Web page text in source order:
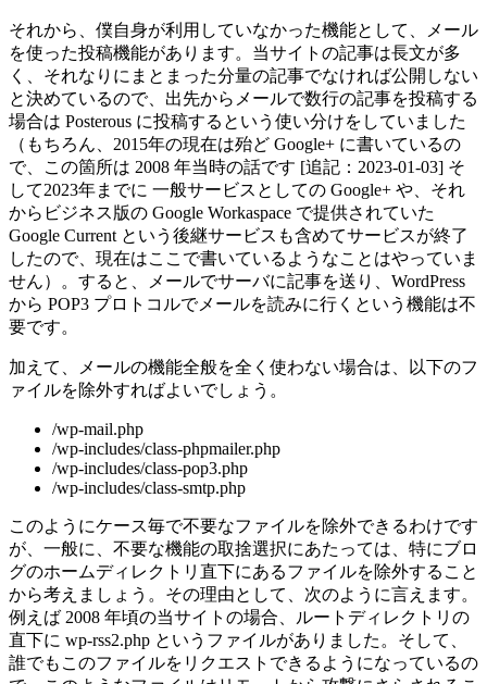
それから、僕自身が利用していなかった機能として、メール
を使った投稿機能があります。当サイトの記事は長文が多
く、それなりにまとまった分量の記事でなければ公開しない
と決めているので、出先からメールで数行の記事を投稿する
場合は Posterous に投稿するという使い分けをしていました
（もちろん、2015年の現在は殆ど Google+ に書いているの
で、この箇所は 2008 年当時の話です [追記：2023-01-03] そ
して2023年までに 一般サービスとしての Google+ や、それ
からビジネス版の Google Workaspace で提供されていた
Google Current という後継サービスも含めてサービスが終了
したので、現在はここで書いているようなことはやっていま
せん）。すると、メールでサーバに記事を送り、WordPress
から POP3 プロトコルでメールを読みに行くという機能は不
要です。
加えて、メールの機能全般を全く使わない場合は、以下のフ
ァイルを除外すればよいでしょう。
/wp-mail.php
/wp-includes/class-phpmailer.php
/wp-includes/class-pop3.php
/wp-includes/class-smtp.php
このようにケース毎で不要なファイルを除外できるわけです
が、一般に、不要な機能の取捨選択にあたっては、特にブロ
グのホームディレクトリ直下にあるファイルを除外すること
から考えましょう。その理由として、次のように言えます。
例えば 2008 年頃の当サイトの場合、ルートディレクトリの
直下に wp-rss2.php というファイルがありました。そして、
誰でもこのファイルをリクエストできるようになっているの